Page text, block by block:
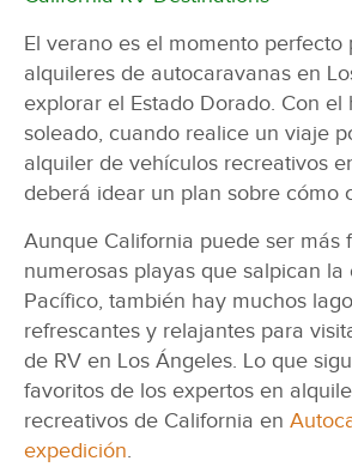
El verano es el momento perfecto
alquileres de autocaravanas en
explorar el Estado Dorado. Con el
soleado, cuando realice un viaje
alquiler de vehículos recreativos
deberá idear un plan sobre cómo
Aunque California puede ser más
numerosas playas que salpican la
Pacífico, también hay muchos
refrescantes y relajantes para
de RV en Los Ángeles. Lo que
favoritos de los expertos en
recreativos de California en
expedición